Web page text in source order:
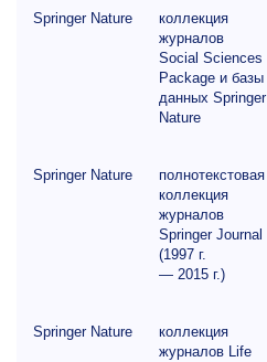
Springer Nature
коллекция
журналов
Social Sciences
Package и базы
данных Springer
Nature
Springer Nature
полнотекстовая
коллекция
журналов
Springer Journal
(1997 г.
— 2015 г.)
Springer Nature
коллекция
журналов Life